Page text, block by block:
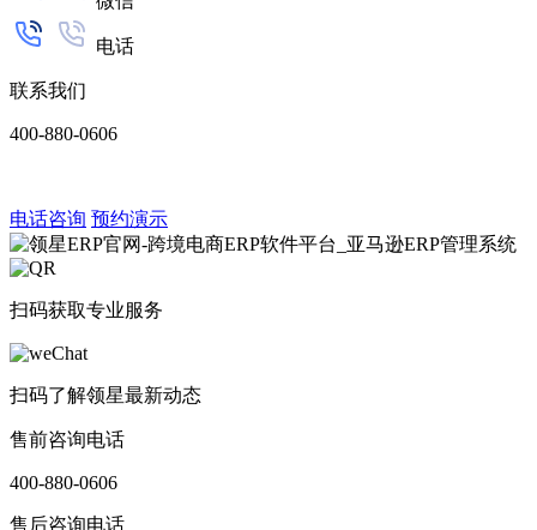
电话
联系我们
400-880-0606
电话咨询 预约演示
扫码获取专业服务
扫码了解领星最新动态
售前咨询电话
400-880-0606
售后咨询电话